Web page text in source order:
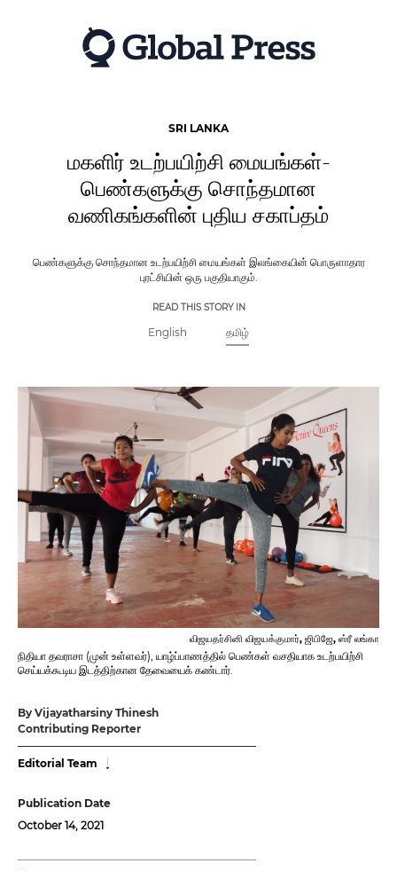
SRI LANKA
மகளிர் உடற்பயிற்சி மையங்கள்-
பெண்களுக்கு சொந்தமான
வணிகங்களின் புதிய சகாப்தம்
பெண்களுக்கு சொந்தமான உடற்பயிற்சி மையங்கள் இலங்கையின் பொருளாதார
புரட்சியின் ஒரு பகுதியாகும்.
READ THIS STORY IN
English தமிழ்
விஜயதர்சினி விஜயக்குமார், ஜிபிஜே, ஸ்ரீ லங்கா
நிதியா தவராசா (முன் உள்ளவர்), யாழ்ப்பாணத்தில் பெண்கள் வசதியாக உடற்பயிற்சி
செய்யக்கூடிய இடத்திற்கான தேவையைக் கண்டார்.
By Vijayatharsiny Thinesh
Contributing Reporter
Editorial Team
Publication Date
October 14, 2021